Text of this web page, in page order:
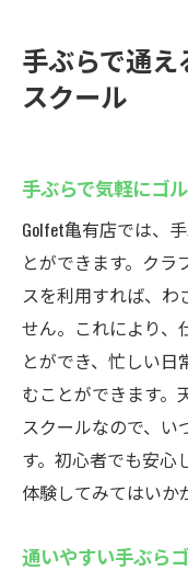
手ぶらで通
スクール
手ぶらで気軽にゴ
Golfet亀有店では、
とができます。クラ
スを利用すれば、わ
せん。これにより、
とができ、忙しい日
むことができます。
スクールなので、い
す。初心者でも安心
体験してみてはいか
通いやすい手ぶら